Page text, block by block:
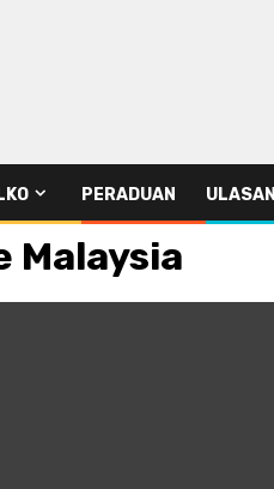
PERADUAN ULASAN
Malaysia